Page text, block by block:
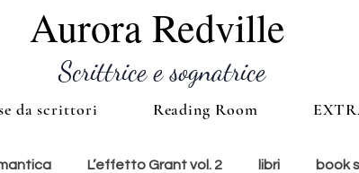
Aurora Redville
Scrittrice e sognatrice
da scrittori Reading Room
L’effetto Grant vol. 2 libri book